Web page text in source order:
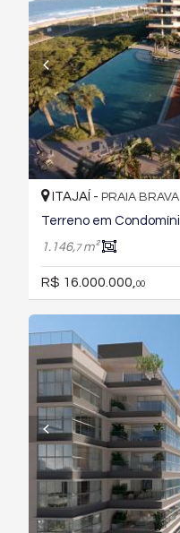
ITAJAÍ - PRAIA BRAVA
1.146,7m²
R$ 16.000.000, 00